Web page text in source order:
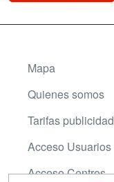
Mapa
Quienes somos
Tarifas publicidad
Acceso Usuarios
Acceso Centros